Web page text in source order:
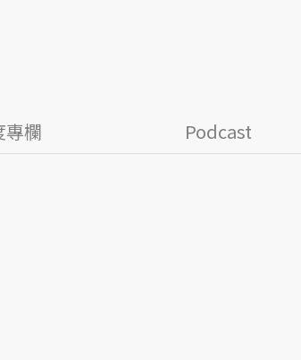
專欄 Podcast